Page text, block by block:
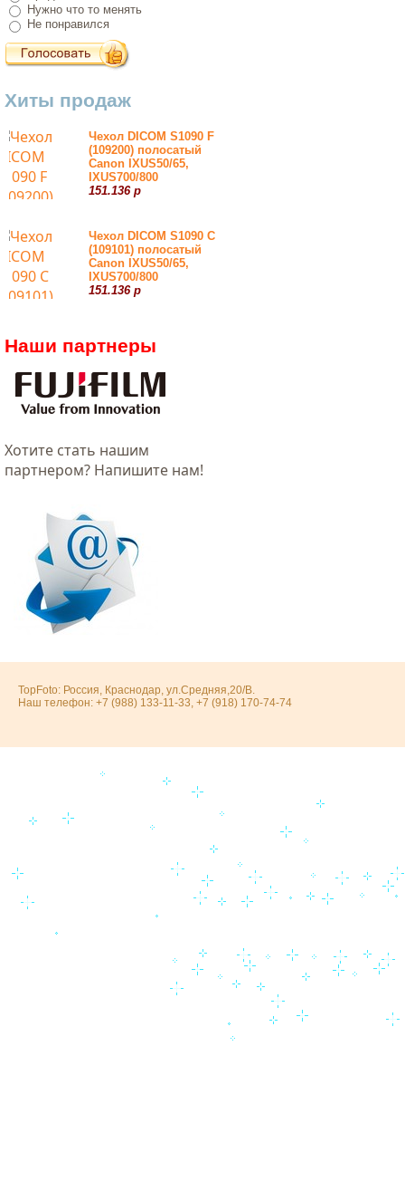
Нужно что то менять
Не понравился
Хиты продаж
Чехол DICOM S1090 F
(109200) полосатый
Canon IXUS50/65,
IXUS700/800
151.136 р
Чехол DICOM S1090 С
(109101) полосатый
Canon IXUS50/65,
IXUS700/800
151.136 р
Наши партнеры
Хотитe стать нашим
партнером? Напишите нам!
TopFoto: Россия, Краснодар, ул.Средняя,20/В.
Наш телефон: +7 (988) 133-11-33, +7 (918) 170-74-74